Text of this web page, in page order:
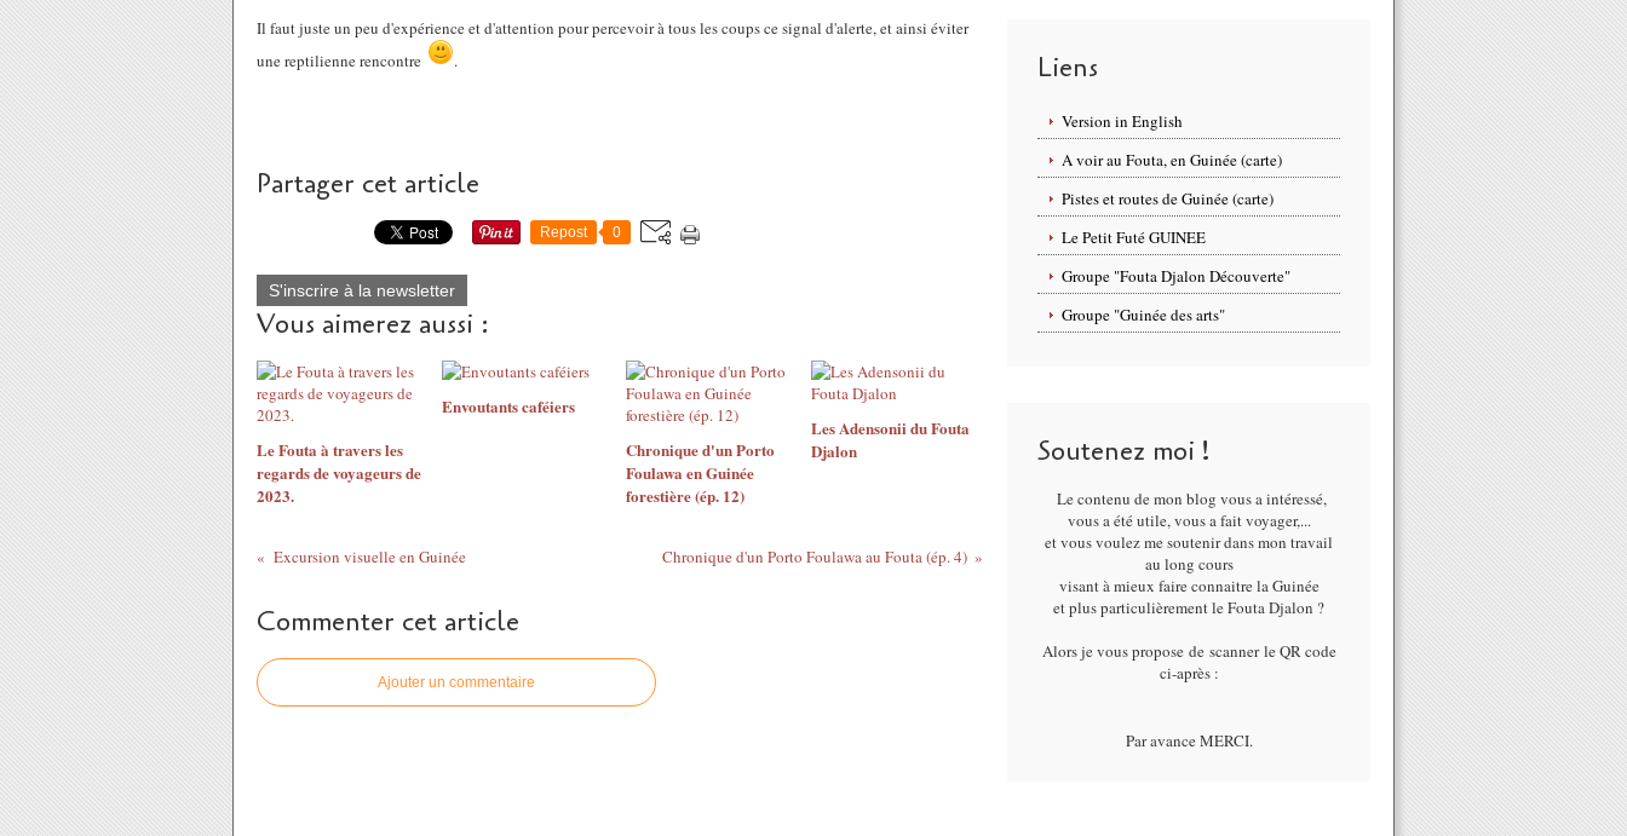
Il faut juste un peu d'expérience et d'attention pour percevoir à tous les coups ce signal d'alerte, et ainsi éviter
une reptilienne rencontre
.
Partager cet article
Repost 0
S'inscrire à la newsletter
Vous aimerez aussi :
Le Fouta à travers les
regards de voyageurs de
2023.
Envoutants caféiers
Chronique d'un Porto
Foulawa en Guinée
forestière (ép. 12)
Les Adensonii du Fouta
Djalon
Excursion visuelle en Guinée Chronique d'un Porto Foulawa au Fouta (ép. 4)
Commenter cet article
Ajouter un commentaire
Liens
Version in English
A voir au Fouta, en Guinée (carte)
Pistes et routes de Guinée (carte)
Le Petit Futé GUINEE
Groupe "Fouta Djalon Découverte"
Groupe "Guinée des arts"
Soutenez moi !
Le contenu de mon blog vous a intéressé,
vous a été utile, vous a fait voyager,...
et vous voulez me soutenir dans mon travail
au long cours
visant à mieux faire connaitre la Guinée
et plus particulièrement le Fouta Djalon ?
Alors je vous propose de scanner le QR code
ci-après :
Par avance MERCI.